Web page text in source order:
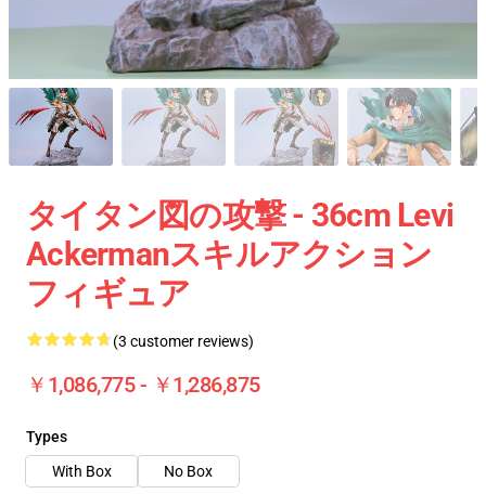
タイタン図の攻撃 - 36cm Levi
Ackermanスキルアクション
フィギュア
(3 customer reviews)
￥1,086,775 - ￥1,286,875
Types
With Box
No Box